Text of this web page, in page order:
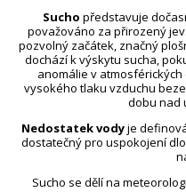
Sucho představuje
považováno za přirozený
pozvolný začátek, značný
dochází k výskytu sucha,
anomálie v
vysokého tlaku vzduchu
dobu nad
Nedostatek vodyje
dostatečný pro uspokojení
Sucho se dělí na